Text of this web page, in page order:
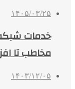
۱۴۰۵/۰۳/۲۵
مخاطب تا
۱۴۰۳/۱۲/۰۵